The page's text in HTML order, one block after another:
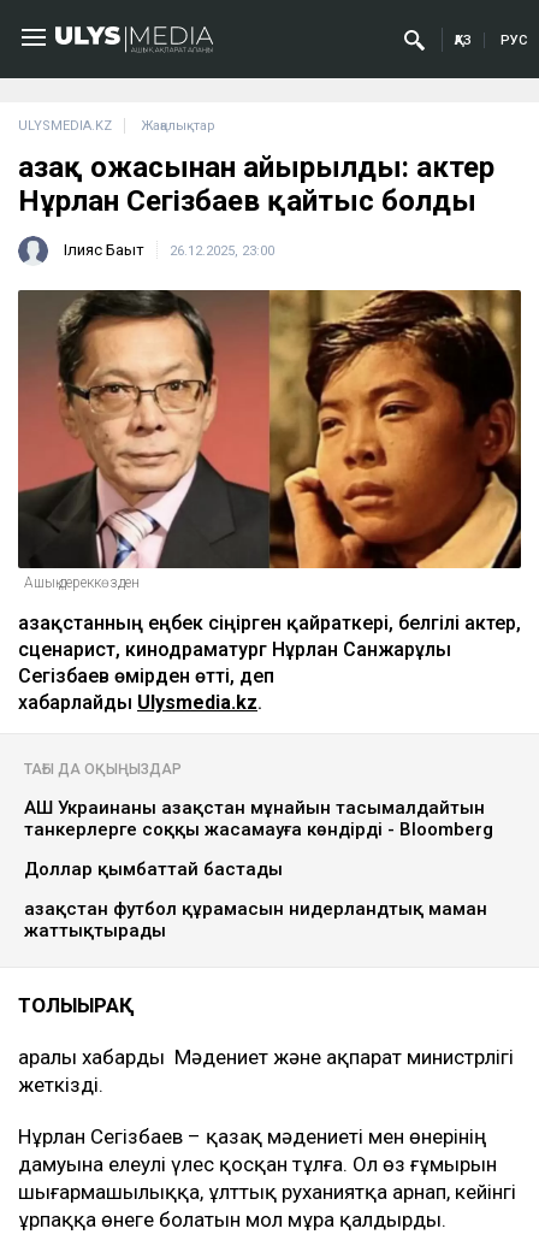
ҚАЗ РУС
ULYSMEDIA.KZ Жаңалықтар
Қазақ Қожасынан айырылды: актер
Нұрлан Сегізбаев қайтыс болды
Ілияс Бақыт 26.12.2025, 23:00
Ашық дереккөзден
Қазақстанның еңбек сіңірген қайраткері, белгілі актер,
сценарист, кинодраматург Нұрлан Санжарұлы
Сегізбаев өмірден өтті, деп
хабарлайды Ulysmedia.kz.
ТАҒЫ ДА ОҚЫҢЫЗДАР
АҚШ Украинаны Қазақстан мұнайын тасымалдайтын
танкерлерге соққы жасамауға көндірді - Bloomberg
Доллар қымбаттай бастады
Қазақстан футбол құрамасын нидерландтық маман
жаттықтырады
ТОЛЫҒЫРАҚ
Қаралы хабарды Мәдениет және ақпарат министрлігі
жеткізді.
Нұрлан Сегізбаев – қазақ мәдениеті мен өнерінің
дамуына елеулі үлес қосқан тұлға. Ол өз ғұмырын
шығармашылыққа, ұлттық руханиятқа арнап, кейінгі
ұрпаққа өнеге болатын мол мұра қалдырды.